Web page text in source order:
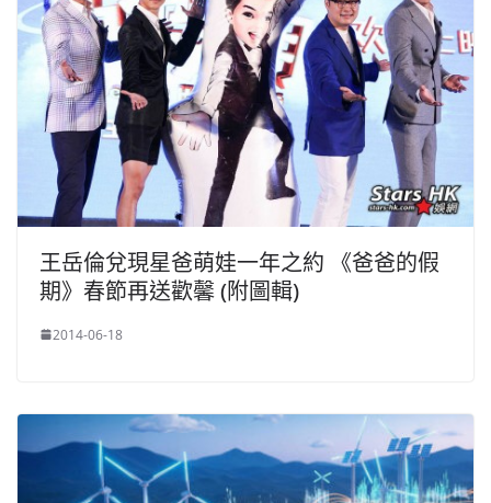
王岳倫兌現星爸萌娃一年之約 《爸爸的假
期》春節再送歡馨 (附圖輯)
2014-06-18